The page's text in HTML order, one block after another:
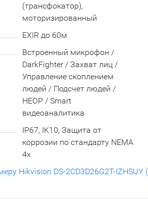
(трансфокатор),
моторизированный
EXIR до 60м
Встроенный микрофон /
DarkFighter / Захват лиц /
Управление скоплением
людей / Подсчет людей /
HEOP / Smart
видеоаналитика
IP67, IK10, Защита от
коррозии по стандарту NEMA
4x
Hikvision DS-2CD3D26G2T-IZHSUY